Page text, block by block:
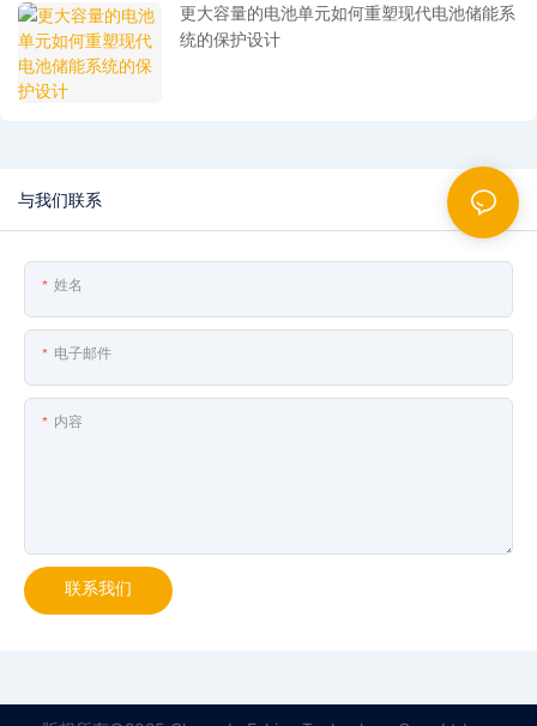
更大容量的电池单元如何重塑现代电池储能系
统的保护设计
与我们联系
姓名
电子邮件
内容
联系我们